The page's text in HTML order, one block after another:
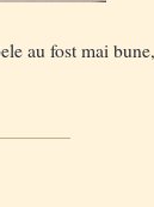
au fost mai